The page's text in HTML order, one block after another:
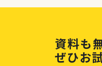
資料も
ぜひお